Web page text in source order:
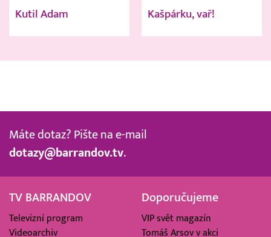
Kutil Adam Kašpárku, vař!
Máte dotaz? Pište na e-mail
dotazy@barrandov.tv.
TV BARRANDOV
Televizní program
Videoarchiv
Doporučujeme
VIP svět magazín
Tomáš Arsov v akci